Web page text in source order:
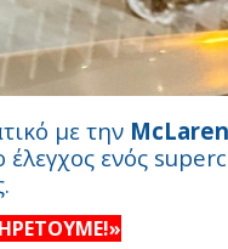
με την
έλεγχος ενός